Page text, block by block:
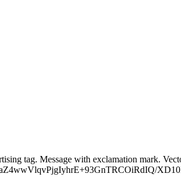
tag. Message with exclamation mark.